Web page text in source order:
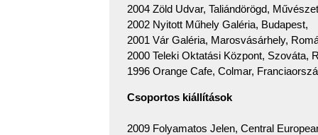
2004 Zöld Udvar, Taliándörögd,
2002 Nyitott Műhely Galéria, Budapest,
2001 Vár Galéria, Marosvásárhely,
2000 Teleki Oktatási Központ, Szováta,
1996 Orange Cafe, Colmar,
Csoportos kiállítások
2009 Folyamatos Jelen, Central